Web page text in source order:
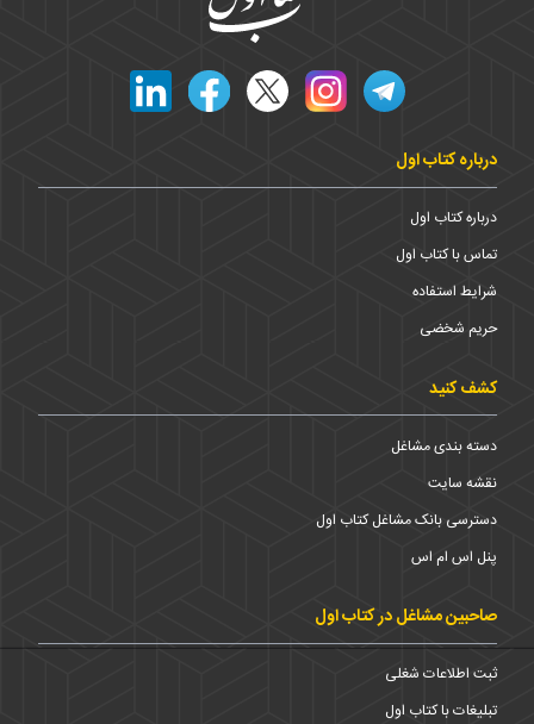
درباره کتاب اول
درباره کتاب اول
تماس با کتاب اول
شرایط استفاده
حریم شخضی
کشف کنید
دسته بندی مشاغل
نقشه سایت
دسترسی بانک مشاغل کتاب اول
پنل اس ام اس
صاحبین مشاغل در کتاب اول
ثبت اطلاعات شغلی
تبلیغات با کتاب اول